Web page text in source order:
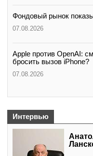
Фондовый рынок
07.08.2026
Apple против OpenAI:
бросить вызов iPhone?
07.08.2026
Интервью